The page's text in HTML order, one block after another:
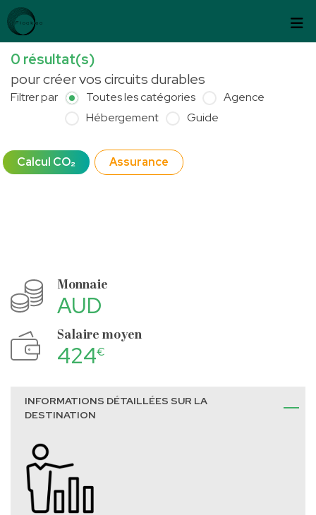
Passer au contenu
0 résultat(s)
pour créer vos circuits durables
Filtrer par Toutes les catégories
Agence
Hébergement
Guide
Calcul CO₂ Assurance
Monnaie
AUD
Salaire moyen
424€
INFORMATIONS DÉTAILLÉES SUR LA
DESTINATION
Panneau de gestion des cookies